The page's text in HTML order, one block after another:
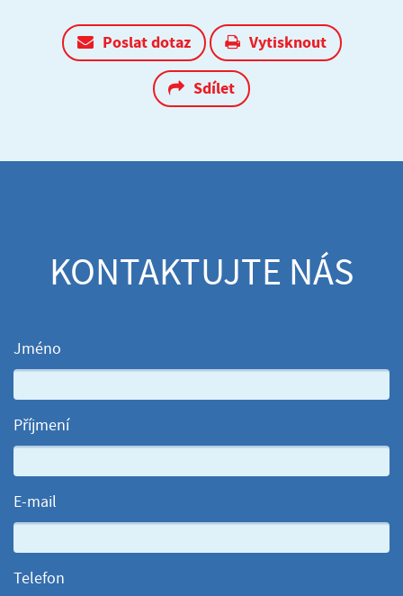
Poslat dotaz Vytisknout
Sdílet
KONTAKTUJTE NÁS
Jméno
Příjmení
E-mail
Telefon